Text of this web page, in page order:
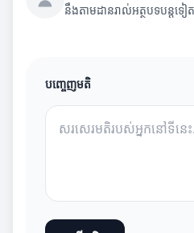
នឹងតាមដានរាល់អត្ថបទបន្តទៀ
បញ្ចេញមតិ